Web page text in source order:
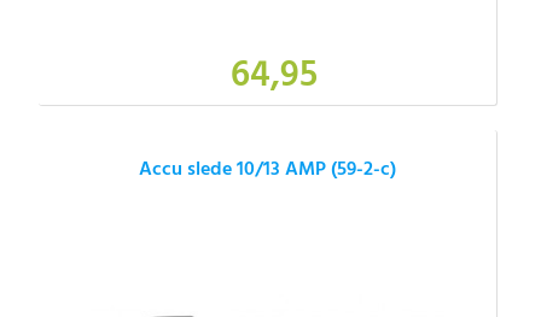
64,95
Accu slede 10/13 AMP (59-2-c)